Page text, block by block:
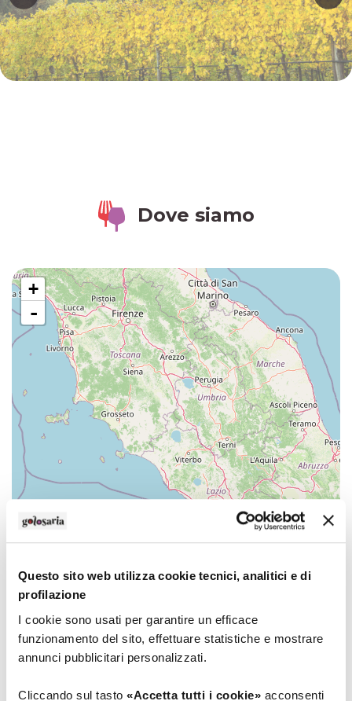
Questo sito web utilizza cookie tecnici, analitici e di
profilazione
I cookie sono usati per garantire un efficace
funzionamento del sito, effettuare statistiche e mostrare
annunci pubblicitari personalizzati.
Cliccando sul tasto «Accetta tutti i cookie» acconsenti
Dove siamo
+
-
Contatti
via Vincenzo Monti, 8
20123 Milano (Milano)
Recapiti telefonici